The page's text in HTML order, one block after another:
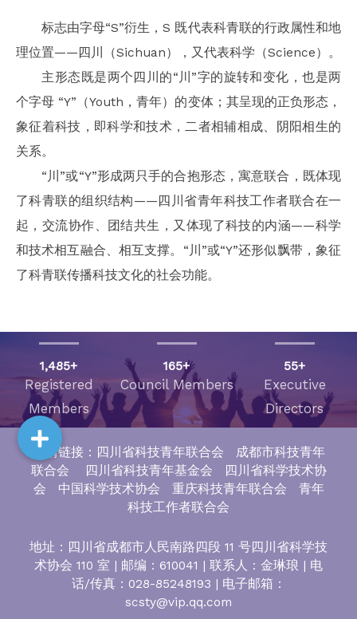
标志由字母“S”衍生，S 既代表科青联的行政属性和地
理位置——四川（Sichuan），又代表科学（Science）。
主形态既是两个四川的“川”字的旋转和变化，也是两
个字母 “Y”（Youth，青年）的变体；其呈现的正负形态，
象征着科技，即科学和技术，二者相辅相成、阴阳相生的
关系。
“川”或“Y”形成两只手的合抱形态，寓意联合，既体现
了科青联的组织结构——四川省青年科技工作者联合在一
起，交流协作、团结共生，又体现了科技的内涵——科学
和技术相互融合、相互支撑。“川”或“Y”还形似飘带，象征
了科青联传播科技文化的社会功能。
1,485+
Registered
Members
165+
Council Members
55+
Executive
Directors
友情链接：四川省科技青年联合会 成都市科技青年
联合会 四川省科技青年基金会 四川省科学技术协
会 中国科学技术协会 重庆科技青年联合会 青年
科技工作者联合会
地址：四川省成都市人民南路四段 11 号四川省科学技
术协会 110 室 | 邮编：610041 | 联系人：金琳琅 | 电
话/传真：028-85248193 | 电子邮箱：
scsty@vip.qq.com